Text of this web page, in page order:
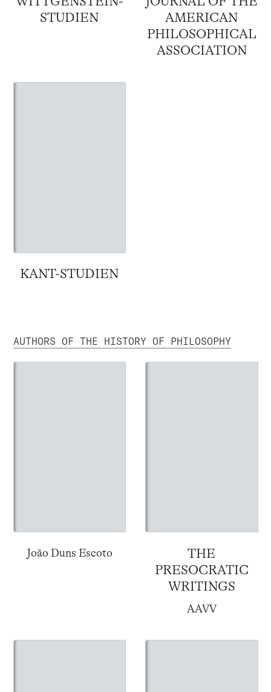
STUDIEN
AMERICAN
PHILOSOPHICAL
ASSOCIATION
KANT-STUDIEN
AUTHORS OF THE HISTORY OF PHILOSOPHY
João Duns Escoto
THE
PRESOCRATIC
WRITINGS
AAVV